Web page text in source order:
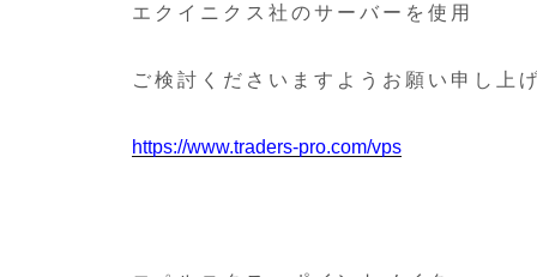
エクイニクス社のサーバーを使用
ご検討くださいますようお願い申し上
https://www.traders-pro.com/vps